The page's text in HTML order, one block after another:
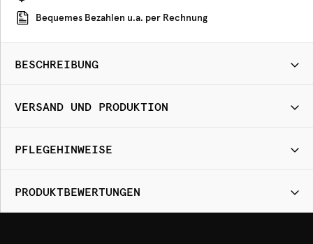
Bequemes Bezahlen u.a. per Rechnung
BESCHREIBUNG
VERSAND UND PRODUKTION
PFLEGEHINWEISE
PRODUKTBEWERTUNGEN